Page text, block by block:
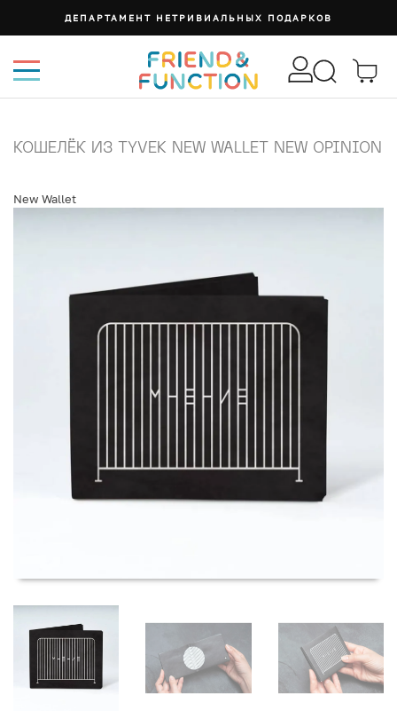
ДЕПАРТАМЕНТ НЕТРИВИАЛЬНЫХ ПОДАРКОВ
КОШЕЛЁК ИЗ TYVEK NEW WALLET NEW OPINION
New Wallet